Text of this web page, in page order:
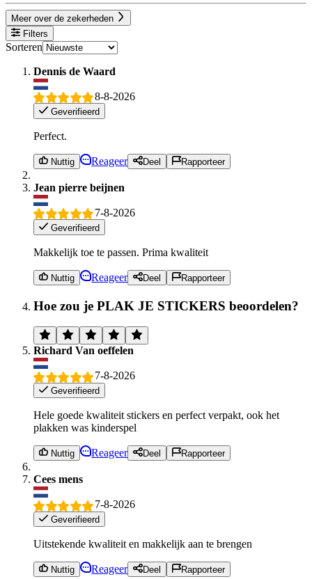
Meer over de zekerheden
Filters
Sorteren
Dennis de Waard
8-8-2026
Geverifieerd
Perfect.
Nuttig Reageer Deel Rapporteer
Jean pierre beijnen
7-8-2026
Geverifieerd
Makkelijk toe te passen. Prima kwaliteit
Nuttig Reageer Deel Rapporteer
Hoe zou je PLAK JE STICKERS beoordelen?
Richard Van oeffelen
7-8-2026
Geverifieerd
Hele goede kwaliteit stickers en perfect verpakt, ook het
plakken was kinderspel
Nuttig Reageer Deel Rapporteer
Cees mens
7-8-2026
Geverifieerd
Uitstekende kwaliteit en makkelijk aan te brengen
Nuttig Reageer Deel Rapporteer